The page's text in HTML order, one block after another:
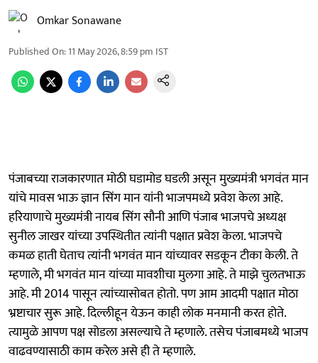
Omkar Sonawane
Published On:11 May 2026, 8:59 pm IST
पंजाबच्या राजकारणात मोठी घडामोड घडली असून मुख्यमंत्री भगवंत मान
यांचे मावस भाऊ ज्ञान सिंग मान यांनी भाजपमध्ये प्रवेश केला आहे.
हरियाणाचे मुख्यमंत्री नायब सिंग सौनी आणि पंजाब भाजपचे अध्यक्ष
सुनील जाखर यांच्या उपस्थितीत त्यांनी पक्षात प्रवेश केला. भाजपचे
कमळ हाती घेताच त्यांनी भगवंत मान यांच्यावर सडकून टीका केली. ते
म्हणाले, मी भगवंत मान यांच्या मावशीचा मुलगा आहे. ते माझे चुलतभाऊ
आहे. मी 2014 पासून त्यांच्यासोबत होतो. पण आम आदमी पक्षात मोठा
भ्रष्टाचार सुरू आहे. दिल्लीहून येऊन काही लोक मनमानी करत होते.
त्यामुळे आपण पक्ष सोडला असल्याचे ते म्हणाले. तसेच पंजाबमध्ये भाजप
वाढवण्यासाठी काम करेल असे ही ते म्हणाले.